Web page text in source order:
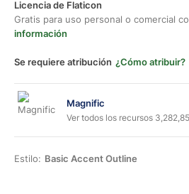
Licencia de Flaticon
Gratis para uso personal o comercial
información
Se requiere atribución ¿Cómo atribuir?
Magnific
Ver todos los recursos
Estilo: Basic Accent Outline